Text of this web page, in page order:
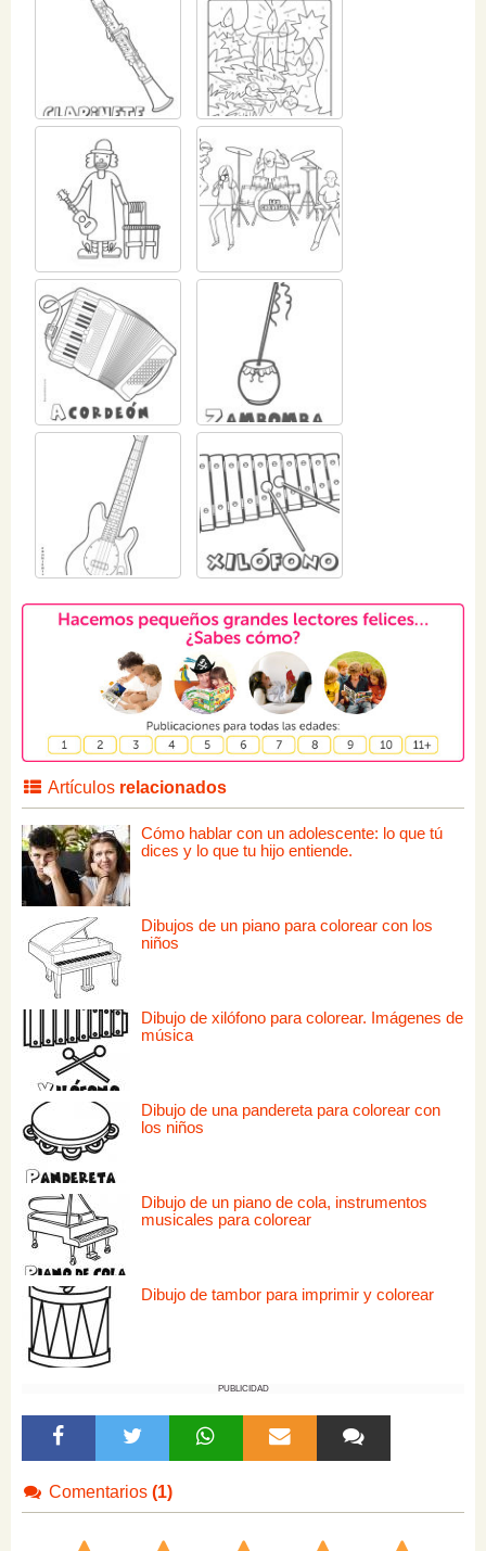
Artículos relacionados
Cómo hablar con un adolescente: lo que tú
dices y lo que tu hijo entiende.
Dibujos de un piano para colorear con los
niños
Dibujo de xilófono para colorear. Imágenes de
música
Dibujo de una pandereta para colorear con
los niños
Dibujo de un piano de cola, instrumentos
musicales para colorear
Dibujo de tambor para imprimir y colorear
PUBLICIDAD
Comentarios (1)